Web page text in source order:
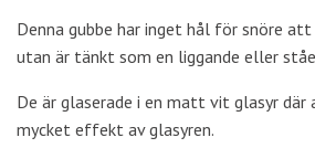
Denna gubbe har inget hål för snöre att
utan är tänkt som en liggande eller
De är glaserade i en matt vit glasyr där
mycket effekt av glasyren.